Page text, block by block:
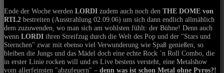
Ende der Woche werden LORDI zudem auch noch den THE DOME von
RTL2 bestreiten (Ausstrahlung 02.09.06) um sich dann endlich allmählich
dem zuzuwenden, wo man sich am wohlsten fühlt: der Bühne! Denn auch
wenn LORDI ihren Streifzug durch die Welt des Pop und der "Stars und
Sternchen" zwar mit ebenso viel Verwunderung wie Spaß genießen, so
bleiben die Jungs und das Mädel doch eine echte Rock `n Roll Combo, die
in erster Linie rocken will und es Live bestens versteht, eine Metalshow
vom allerfeinsten "abzufeuern" – denn was ist schon Metal ohne Pyros?!